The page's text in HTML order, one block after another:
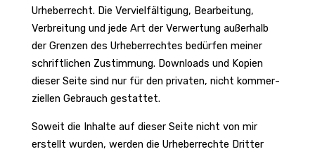
Urhe­ber­recht. Die Verviel­fäl­ti­gung, Bear­bei­tung,
Verbrei­tung und jede Art der Verwer­tung außer­halb
der Grenzen des Urhe­ber­rechtes bedürfen meiner
schrift­li­chen Zustim­mung. Down­loads und Kopien
dieser Seite sind nur für den privaten, nicht kommer­
zi­ellen Gebrauch gestattet.
Soweit die Inhalte auf dieser Seite nicht von mir
erstellt wurden, werden die Urhe­ber­rechte Dritter